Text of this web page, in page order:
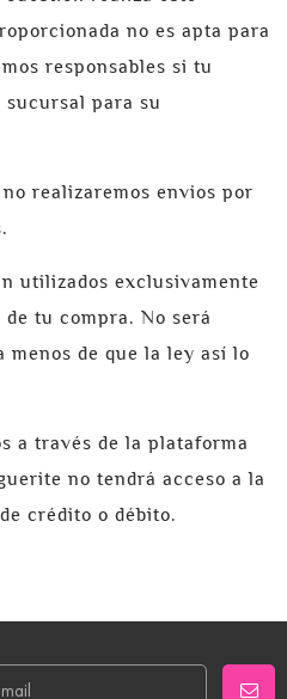
no es apta para
responsables si tu
sucursal para su
no realizaremos envios por
utilizados exclusivamente
tu compra. No será
de que la ley así lo
a través de la plataforma
no tendrá acceso a la
crédito o débito.